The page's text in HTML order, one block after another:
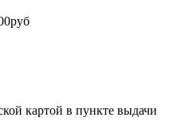
картой в пункте выдачи